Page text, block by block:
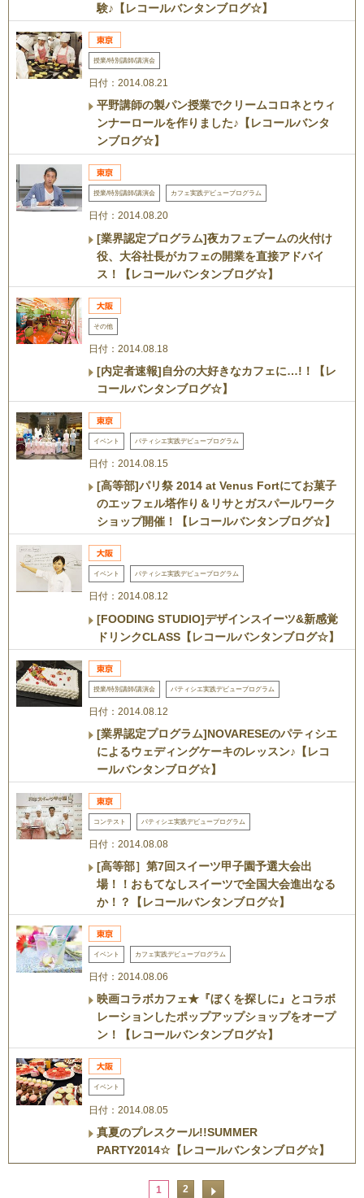
験♪【レコールバンタンブログ☆】
授業/特別講師/講演会
日付：2014.08.21
平野講師の製パン授業でクリームコロネとウィ
ンナーロールを作りました♪【レコールバンタ
ンブログ☆】
授業/特別講師/講演会 カフェ実践デビュープログラム
日付：2014.08.20
[業界認定プログラム]夜カフェブームの火付け
役、大谷社長がカフェの開業を直接アドバイ
ス！【レコールバンタンブログ☆】
その他
日付：2014.08.18
[内定者速報]自分の大好きなカフェに…!！【レ
コールバンタンブログ☆】
イベント パティシエ実践デビュープログラム
日付：2014.08.15
[高等部]パリ祭 2014 at Venus Fortにてお菓子
のエッフェル塔作り＆リサとガスパールワーク
ショップ開催！【レコールバンタンブログ☆】
イベント パティシエ実践デビュープログラム
日付：2014.08.12
[FOODING STUDIO]デザインスイーツ&新感覚
ドリンクCLASS【レコールバンタンブログ☆】
授業/特別講師/講演会 パティシエ実践デビュープログラム
日付：2014.08.12
[業界認定プログラム]NOVARESEのパティシエ
によるウェディングケーキのレッスン♪【レコ
ールバンタンブログ☆】
コンテスト パティシエ実践デビュープログラム
日付：2014.08.08
[高等部］第7回スイーツ甲子園予選大会出
場！！おもてなしスイーツで全国大会進出なる
か！？【レコールバンタンブログ☆】
イベント カフェ実践デビュープログラム
日付：2014.08.06
映画コラボカフェ★『ぼくを探しに』とコラボ
レーションしたポップアップショップをオープ
ン！【レコールバンタンブログ☆】
イベント
日付：2014.08.05
真夏のプレスクール!!SUMMER
PARTY2014☆【レコールバンタンブログ☆】
1 2